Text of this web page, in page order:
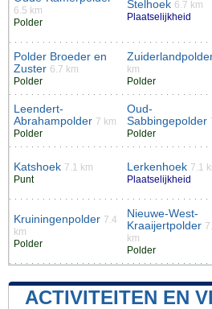
6.5 km
Polder
Stelhoek 6.7 km
Plaatselijkheid
Polder Broeder en
Zuster 6.7 km
Polder
km
Polder
Leendert-
Abrahampolder 7 km
Polder
Oud-
Sabbingepolder
Polder
Katshoek 7.1 km
Punt
Lerkenhoek 7.1
Plaatselijkheid
Kruiningenpolder 7.4
km
Polder
Nieuwe-West-
Kraaijertpolder
km
Polder
ACTIVITEITEN EN